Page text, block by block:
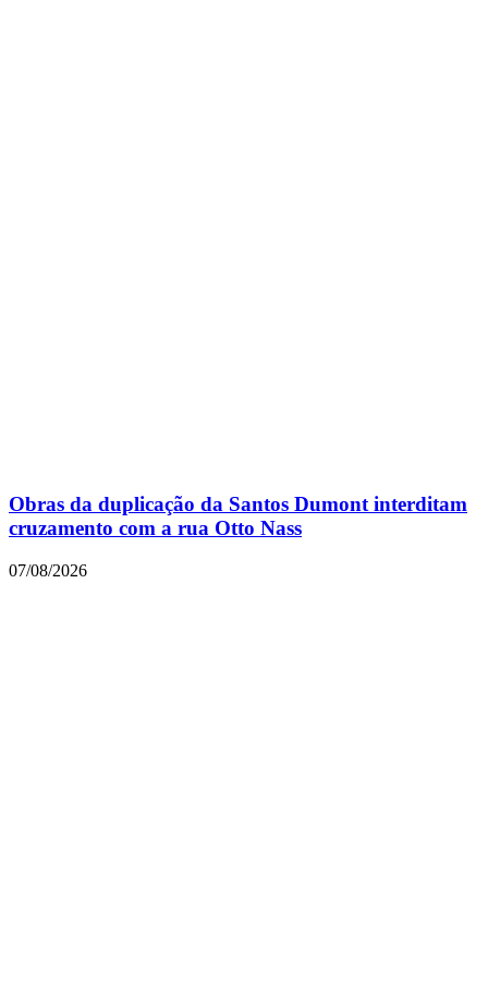
Obras da duplicação da Santos Dumont interditam
cruzamento com a rua Otto Nass
07/08/2026